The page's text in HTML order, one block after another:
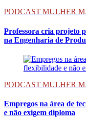
PODCAST MULHER
Professora cria projeto
na Engenharia de
PODCAST MULHER
Empregos na área de
e não exigem diploma